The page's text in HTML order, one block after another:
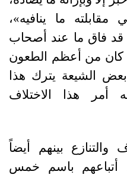
ما ينافيه»،
قد فاق ما عند أصحاب
كان من أعظم الطعون
الشيعة يترك هذا
أمر هذا الاختلاف
بينهم أيضاً
أتباعهم باسم خمس